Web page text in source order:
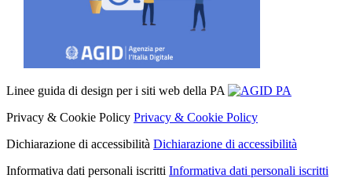
Linee guida di design per i siti web della PA
Privacy & Cookie Policy Privacy & Cookie Policy
Dichiarazione di accessibilità Dichiarazione di accessibilità
Informativa dati personali iscritti Informativa dati personali iscritti